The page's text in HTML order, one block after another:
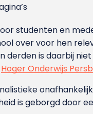
studenten en
over voor hen
is daarbij
Hoger Onderwijs
is geborgd door